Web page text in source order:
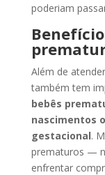
poderiam
Além de
também tem
bebês
nascimentos
gestacional.
prematuros —
enfrentar